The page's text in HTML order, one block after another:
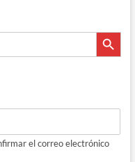
Botón de
el correo electrónico